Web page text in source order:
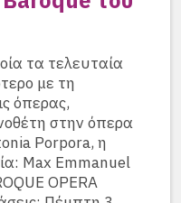
τα τελευταία
με τη
όπερας,
στην όπερα
Porpora, η
Max Emmanuel
OPERA